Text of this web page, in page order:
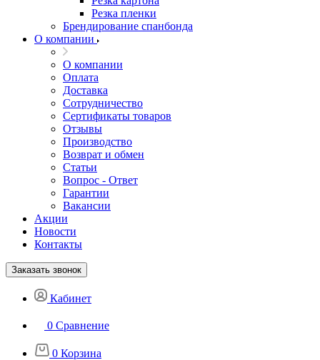
Резка пленки
Брендирование спанбонда
О компании
О компании
Оплата
Доставка
Сотрудничество
Сертификаты товаров
Отзывы
Производство
Возврат и обмен
Статьи
Вопрос - Ответ
Гарантии
Вакансии
Акции
Новости
Контакты
Заказать звонок
Кабинет
0 Сравнение
0 Корзина